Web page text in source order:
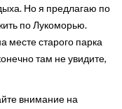
Но я предлагаю по
по Лукоморью.
месте старого парка
там не увидите,
внимание на